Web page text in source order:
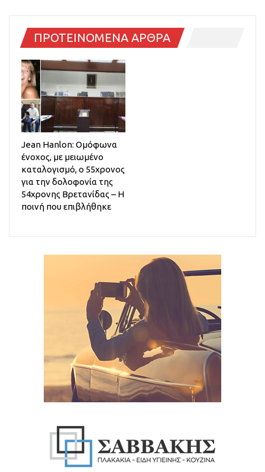
ΠΡΟΤΕΙΝΟΜΕΝΑ ΑΡΘΡΑ
Jean Hanlon: Ομόφωνα
ένοχος, με μειωμένο
καταλογισμό, ο 55χρονος
για την δολοφονία της
54χρονης Βρετανίδας – Η
ποινή που επιβλήθηκε